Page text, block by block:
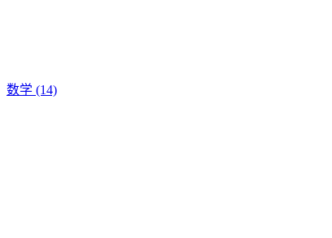
数学 (14)